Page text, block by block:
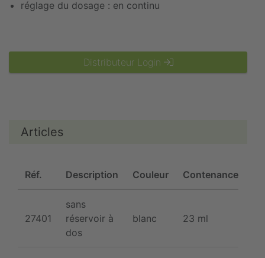
réglage du dosage : en continu
Distributeur Login
Articles
Réf. Description Couleur Contenance
27401
sans
réservoir à
dos
blanc 23 ml